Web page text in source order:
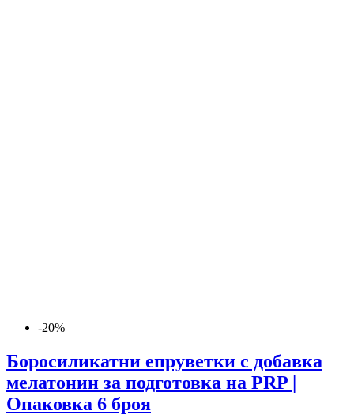
-20%
Боросиликатни епруветки с добавка
мелатонин за подготовка на PRP |
Опаковка 6 броя